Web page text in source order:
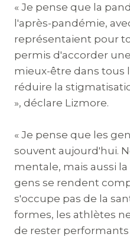
« Je pense que la
l'après-pandémie,
représentaient pour
permis d'accorder
mieux-être dans tous
réduire la
», déclare Lizmore.
« Je pense que les
souvent aujourd'hui.
mentale, mais aussi
gens se rendent
s'occupe pas de la
formes, les athlètes
de rester